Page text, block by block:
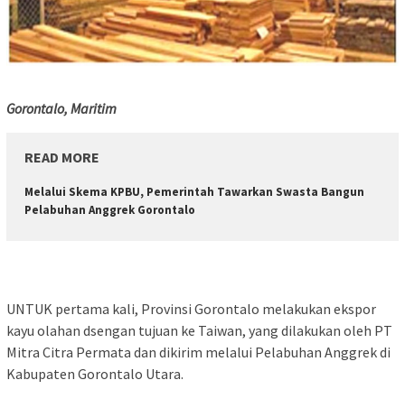
Gorontalo, Maritim
READ MORE
Melalui Skema KPBU, Pemerintah Tawarkan Swasta Bangun
Pelabuhan Anggrek Gorontalo
UNTUK pertama kali, Provinsi Gorontalo melakukan ekspor
kayu olahan dsengan tujuan ke Taiwan, yang dilakukan oleh PT
Mitra Citra Permata dan dikirim melalui Pelabuhan Anggrek di
Kabupaten Gorontalo Utara.